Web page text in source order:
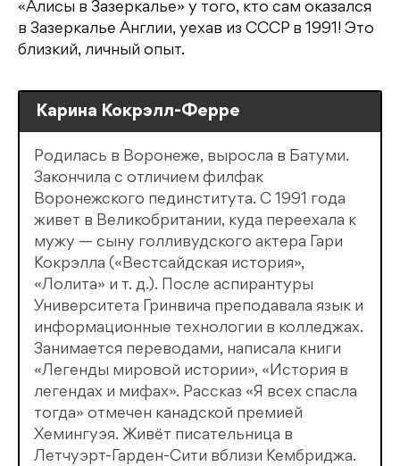
«Алисы в Зазеркалье» у того, кто сам оказался
в Зазеркалье Англии, уехав из СССР в 1991! Это
близкий, личный опыт.
Карина Кокрэлл-Ферре
Родилась в Воронеже, выросла в Батуми.
Закончила с отличием филфак
Воронежского пединститута. С 1991 года
живет в Великобритании, куда переехала к
мужу — сыну голливудского актера Гари
Кокрэлла («Вестсайдская история»,
«Лолита» и т. д.). После аспирантуры
Университета Гринвича преподавала язык и
информационные технологии в колледжах.
Занимается переводами, написала книги
«Легенды мировой истории», «История в
легендах и мифах». Рассказ «Я всех спасла
тогда» отмечен канадской премией
Хемингуэя. Живёт писательница в
Летчуэрт-Гарден-Сити вблизи Кембриджа.